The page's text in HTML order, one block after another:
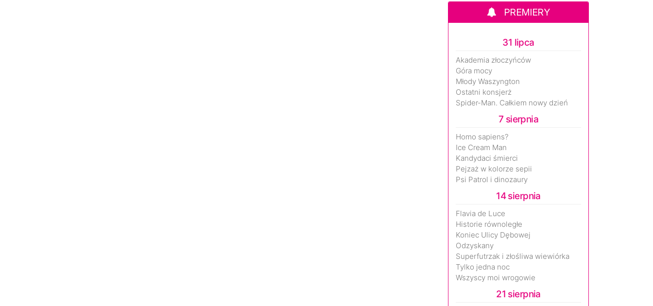
PREMIERY
31 lipca
Akademia złoczyńców
Góra mocy
Młody Waszyngton
Ostatni konsjerż
Spider-Man. Całkiem nowy dzień
7 sierpnia
Homo sapiens?
Ice Cream Man
Kandydaci śmierci
Pejzaż w kolorze sepii
Psi Patrol i dinozaury
14 sierpnia
Flavia de Luce
Historie równoległe
Koniec Ulicy Dębowej
Odzyskany
Superfutrzak i złośliwa wiewiórka
Tylko jedna noc
Wszyscy moi wrogowie
21 sierpnia